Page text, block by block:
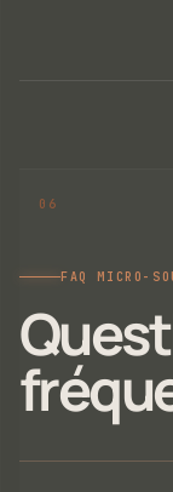
FAQ MICRO-